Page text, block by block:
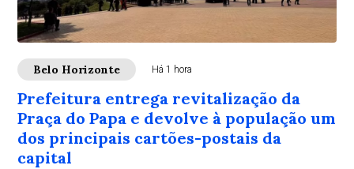
Belo Horizonte Há 1 hora
Prefeitura entrega revitalização da
Praça do Papa e devolve à população um
dos principais cartões-postais da
capital